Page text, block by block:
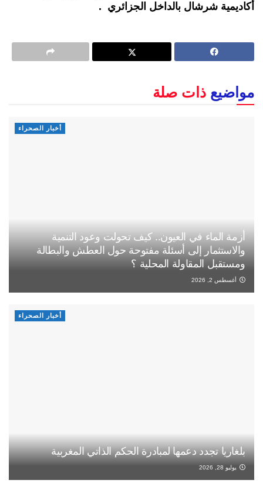
أكاديمية شرشال بالداخل الجزائري .
مواضيع ذات صلة
أخبار الصحراء
أزمة الماء في العيون.. كيف تحولت وعود التنمية
والاستثمار إلى أسئلة مفتوحة حول العطش والبطالة
ومستقبل المقاولة المحلية ؟
أغسطس 2, 2026
أخبار الصحراء
بلغاريا تجدد دعمها لمبادرة الحكم الذاتي المغربية
يوليو 28, 2026